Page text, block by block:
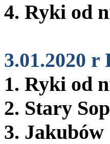
4. Ryki od
3.01.2020 r
1. Ryki od
2. Stary
3. Jakubów